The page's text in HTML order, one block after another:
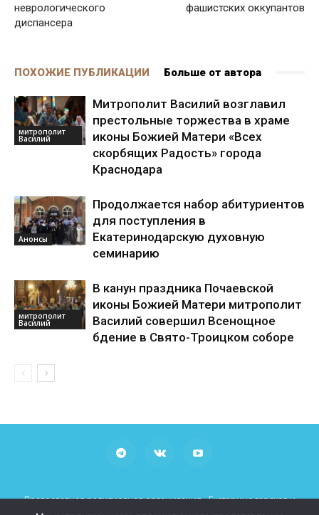
неврологического
диспансера
фашистских оккупантов
ПОХОЖИЕ ПУБЛИКАЦИИ Больше от автора
митрополит
Василий
Митрополит Василий возглавил
престольные торжества в храме
иконы Божией Матери «Всех
скорбящих Радость» города
Краснодара
Анонсы
Продолжается набор абитуриентов
для поступления в
Екатеринодарскую духовную
семинарию
митрополит
Василий
В канун праздника Почаевской
иконы Божией Матери митрополит
Василий совершил Всенощное
бдение в Свято-Троицком соборе
Православная религиозная организация «Екатеринодарская и